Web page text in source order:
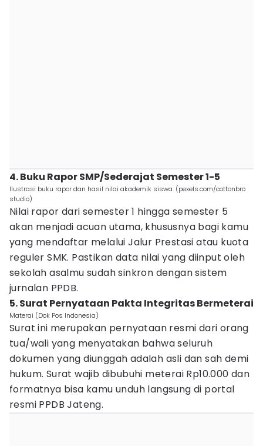
4. Buku Rapor SMP/Sederajat Semester 1-5
Ilustrasi buku rapor dan hasil nilai akademik siswa. (pexels.com/cottonbro
studio)
Nilai rapor dari semester 1 hingga semester 5
akan menjadi acuan utama, khususnya bagi kamu
yang mendaftar melalui Jalur Prestasi atau kuota
reguler SMK. Pastikan data nilai yang diinput oleh
sekolah asalmu sudah sinkron dengan sistem
jurnalan PPDB.
5. Surat Pernyataan Pakta Integritas Bermeterai
Materai (Dok Pos Indonesia)
Surat ini merupakan pernyataan resmi dari orang
tua/wali yang menyatakan bahwa seluruh
dokumen yang diunggah adalah asli dan sah demi
hukum. Surat wajib dibubuhi meterai Rp10.000 dan
formatnya bisa kamu unduh langsung di portal
resmi PPDB Jateng.